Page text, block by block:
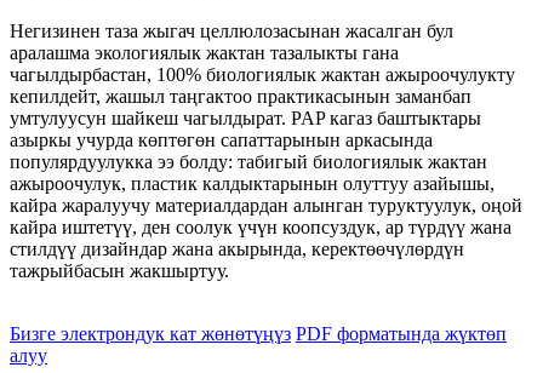
Негизинен таза жыгач целлюлозасынан жасалган бул
аралашма экологиялык жактан тазалыкты гана
чагылдырбастан, 100% биологиялык жактан ажыроочулукту
кепилдейт, жашыл таңгактоо практикасынын заманбап
умтулуусун шайкеш чагылдырат. PAP кагаз баштыктары
азыркы учурда көптөгөн сапаттарынын аркасында
популярдуулукка ээ болду: табигый биологиялык жактан
ажыроочулук, пластик калдыктарынын олуттуу азайышы,
кайра жаралуучу материалдардан алынган туруктуулук, оңой
кайра иштетүү, ден соолук үчүн коопсуздук, ар түрдүү жана
стилдүү дизайндар жана акырында, керектөөчүлөрдүн
тажрыйбасын жакшыртуу.
Бизге электрондук кат жөнөтүңүз PDF форматында жүктөп
алуу